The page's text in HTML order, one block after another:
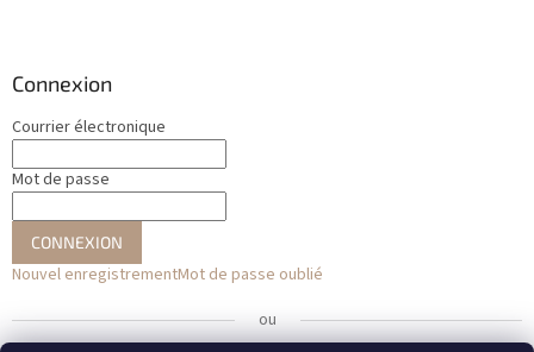
Connexion
Courrier électronique
Mot de passe
CONNEXION
Nouvel enregistrementMot de passe oublié
ou